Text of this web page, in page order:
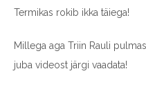
Termikas rokib ikka täiega!
Millega aga Triin Rauli
juba videost järgi vaadata!